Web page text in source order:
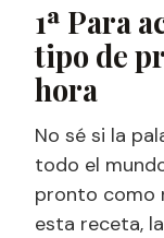
1ª Para
tipo de
hora
No sé si la
todo el
pronto como
esta receta,